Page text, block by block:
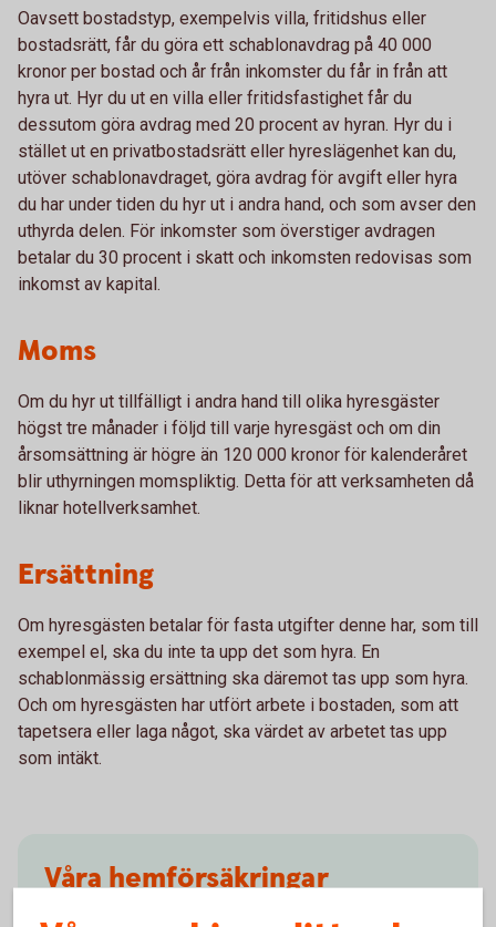
Oavsett bostadstyp, exempelvis villa, fritidshus eller
bostadsrätt, får du göra ett schablonavdrag på 40 000
kronor per bostad och år från inkomster du får in från att
hyra ut. Hyr du ut en villa eller fritidsfastighet får du
dessutom göra avdrag med 20 procent av hyran. Hyr du i
stället ut en privatbostadsrätt eller hyreslägenhet kan du,
utöver schablonavdraget, göra avdrag för avgift eller hyra
du har under tiden du hyr ut i andra hand, och som avser den
uthyrda delen. För inkomster som överstiger avdragen
betalar du 30 procent i skatt och inkomsten redovisas som
inkomst av kapital.
Moms
Om du hyr ut tillfälligt i andra hand till olika hyresgäster
högst tre månader i följd till varje hyresgäst och om din
årsomsättning är högre än 120 000 kronor för kalenderåret
blir uthyrningen momspliktig. Detta för att verksamheten då
liknar hotellverksamhet.
Ersättning
Om hyresgästen betalar för fasta utgifter denne har, som till
exempel el, ska du inte ta upp det som hyra. En
schablonmässig ersättning ska däremot tas upp som hyra.
Och om hyresgästen har utfört arbete i bostaden, som att
tapetsera eller laga något, ska värdet av arbetet tas upp
som intäkt.
Våra hemförsäkringar